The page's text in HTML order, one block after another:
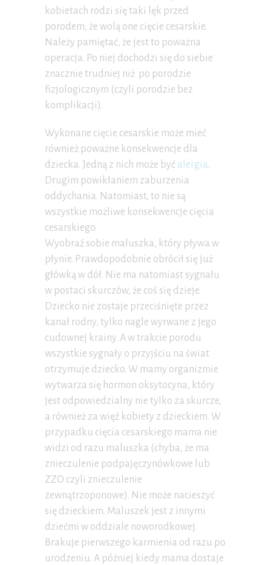
kobietach rodzi się taki lęk przed
porodem, że wolą one cięcie cesarskie.
Należy pamiętać, że jest to poważna
operacja. Po niej dochodzi się do siebie
znacznie trudniej niż po porodzie
fizjologicznym (czyli porodzie bez
komplikacji).
Wykonane cięcie cesarskie może mieć
również poważne konsekwencje dla
dziecka. Jedną z nich może być alergia.
Drugim powikłaniem zaburzenia
oddychania. Natomiast, to nie są
wszystkie możliwe konsekwencje cięcia
cesarskiego.
Wyobraź sobie maluszka, który pływa w
płynie. Prawdopodobnie obrócił się już
główką w dół. Nie ma natomiast sygnału
w postaci skurczów, że coś się dzieje.
Dziecko nie zostaje przeciśnięte przez
kanał rodny, tylko nagle wyrwane z jego
cudownej krainy. A w trakcie porodu
wszystkie sygnały o przyjściu na świat
otrzymuje dziecko. W mamy organizmie
wytwarza się hormon oksytocyna, który
jest odpowiedzialny nie tylko za skurcze,
a również za więź kobiety z dzieckiem. W
przypadku cięcia cesarskiego mama nie
widzi od razu maluszka (chyba, że ma
znieczulenie podpajęczynówkowe lub
ZZO czyli znieczulenie
zewnątrzoponowe). Nie może nacieszyć
się dzieckiem. Maluszek jest z innymi
dziećmi w oddziale noworodkowej.
Brakuje pierwszego karmienia od razu po
urodzeniu. A później kiedy mama dostaje